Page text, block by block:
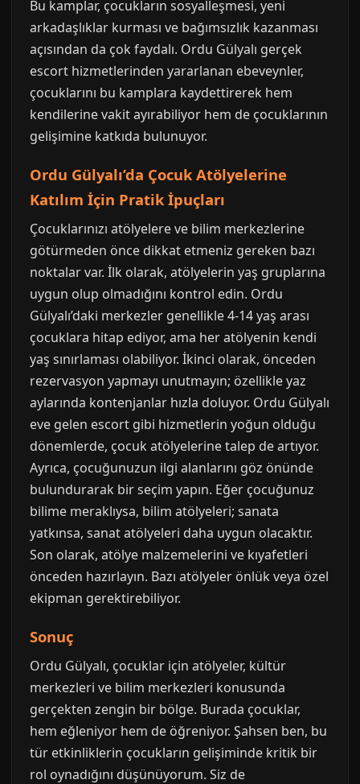
Bu kamplar, çocukların sosyalleşmesi, yeni
arkadaşlıklar kurması ve bağımsızlık kazanması
açısından da çok faydalı. Ordu Gülyalı gerçek
escort hizmetlerinden yararlanan ebeveynler,
çocuklarını bu kamplara kaydettirerek hem
kendilerine vakit ayırabiliyor hem de çocuklarının
gelişimine katkıda bulunuyor.
Ordu Gülyalı’da Çocuk Atölyelerine
Katılım İçin Pratik İpuçları
Çocuklarınızı atölyelere ve bilim merkezlerine
götürmeden önce dikkat etmeniz gereken bazı
noktalar var. İlk olarak, atölyelerin yaş gruplarına
uygun olup olmadığını kontrol edin. Ordu
Gülyalı’daki merkezler genellikle 4-14 yaş arası
çocuklara hitap ediyor, ama her atölyenin kendi
yaş sınırlaması olabiliyor. İkinci olarak, önceden
rezervasyon yapmayı unutmayın; özellikle yaz
aylarında kontenjanlar hızla doluyor. Ordu Gülyalı
eve gelen escort gibi hizmetlerin yoğun olduğu
dönemlerde, çocuk atölyelerine talep de artıyor.
Ayrıca, çocuğunuzun ilgi alanlarını göz önünde
bulundurarak bir seçim yapın. Eğer çocuğunuz
bilime meraklıysa, bilim atölyeleri; sanata
yatkınsa, sanat atölyeleri daha uygun olacaktır.
Son olarak, atölye malzemelerini ve kıyafetleri
önceden hazırlayın. Bazı atölyeler önlük veya özel
ekipman gerektirebiliyor.
Sonuç
Ordu Gülyalı, çocuklar için atölyeler, kültür
merkezleri ve bilim merkezleri konusunda
gerçekten zengin bir bölge. Burada çocuklar,
hem eğleniyor hem de öğreniyor. Şahsen ben, bu
tür etkinliklerin çocukların gelişiminde kritik bir
rol oynadığını düşünüyorum. Siz de